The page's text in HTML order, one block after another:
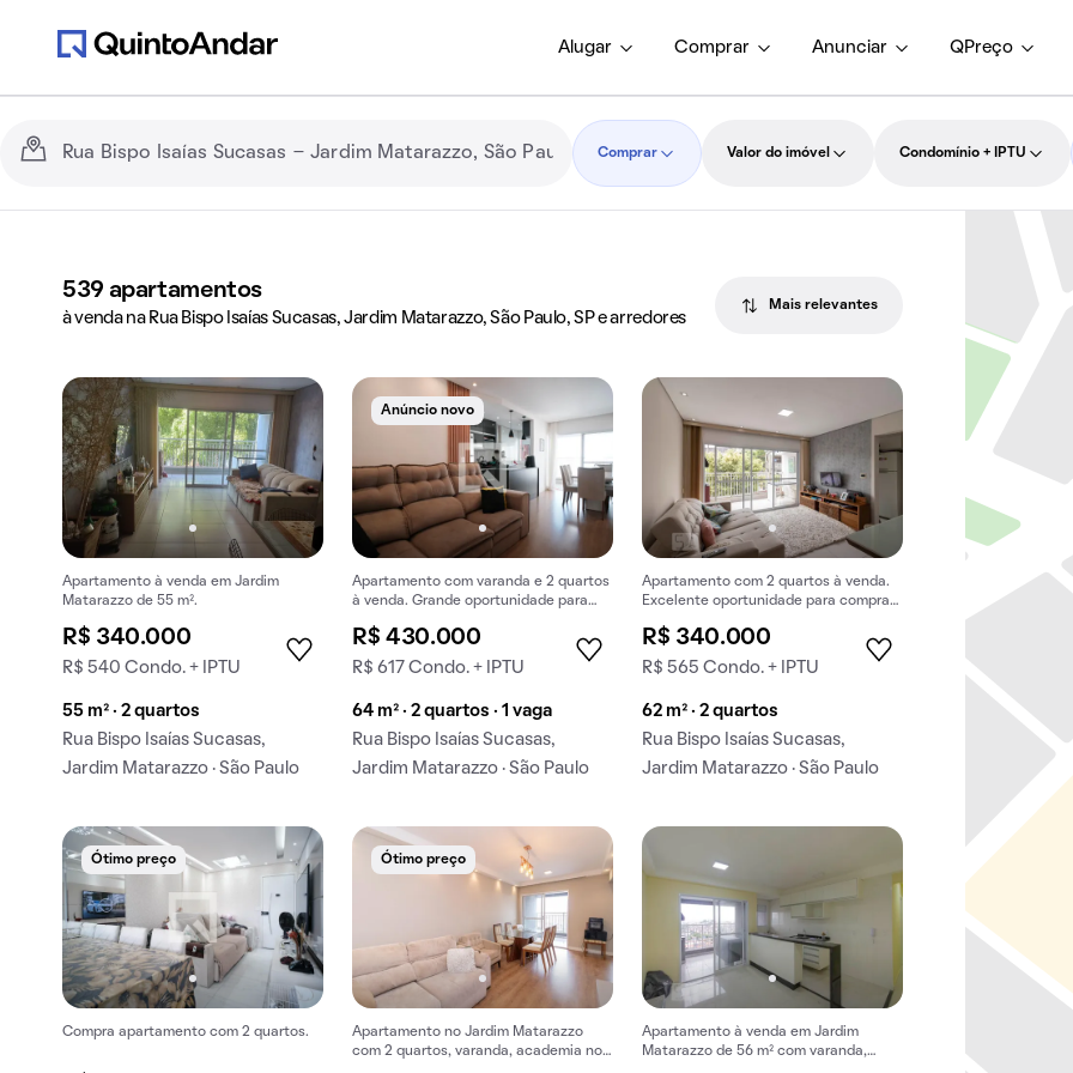
Alugar Comprar Anunciar QPreço
Comprar Valor do imóvel Condomínio + IPTU
539 apartamentos
à venda na Rua Bispo Isaías Sucasas, Jardim Matarazzo, São Paulo, SP e arredores
Mais relevantes
Apartamento à venda em Jardim
Matarazzo de 55 m².
R$ 340.000
R$ 540 Condo. + IPTU
55 m² · 2 quartos
Rua Bispo Isaías Sucasas,
Jardim Matarazzo · São Paulo
Anúncio novo
Apartamento com varanda e 2 quartos
à venda. Grande oportunidade para
R$ 430.000
R$ 617 Condo. + IPTU
64 m² · 2 quartos · 1 vaga
Rua Bispo Isaías Sucasas,
Jardim Matarazzo · São Paulo
Apartamento com 2 quartos à venda.
Excelente oportunidade para comprar
benefícios necessários!
R$ 340.000
R$ 565 Condo. + IPTU
62 m² · 2 quartos
Rua Bispo Isaías Sucasas,
Jardim Matarazzo · São Paulo
Ótimo preço
Compra apartamento com 2 quartos.
Ótimo preço
Apartamento no Jardim Matarazzo
com 2 quartos, varanda, academia no
Apartamento à venda em Jardim
Matarazzo de 56 m² com varanda,